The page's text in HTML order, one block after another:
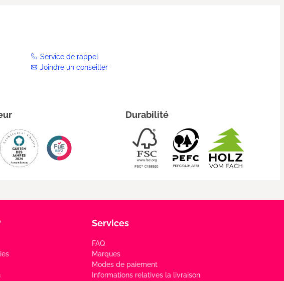
Service de rappel
Joindre un conseiller
Durabilité
Services
FAQ
Marques
Modes de paiement
Informations relatives la livraison